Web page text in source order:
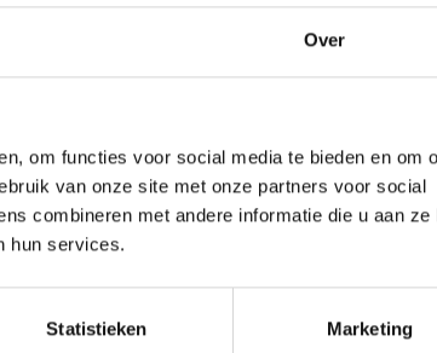
Over
om functies voor social media te bieden en om
van onze site met onze partners voor social
combineren met andere informatie die u aan ze
hun services.
Statistieken Marketing
makkelijk ergens plaatsen of aan een G-haak
DMX connector: 5-pin XLR, Power input: Neutrik Powercon True1, Power output: Schuko
| SW-UPG | SRS Software upgrade |
|929011
upgrade/programmeer kabel kan de software van